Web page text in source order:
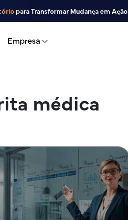
para Transformar Mudança em Ação
Empresa
médica